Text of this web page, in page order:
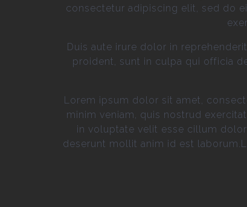
consectetur adipiscing elit, sed do
Duis aute irure dolor in
proident, sunt in culpa qui officia
Lorem ipsum dolor sit amet,
minim veniam, quis nostrud
in voluptate velit esse cillum
deserunt mollit anim id est